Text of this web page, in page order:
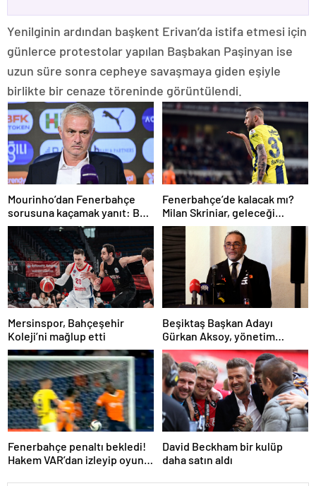
Yenilginin ardından başkent Erivan’da istifa etmesi için
günlerce protestolar yapılan Başbakan Paşinyan ise
uzun süre sonra cepheye savaşmaya giden eşiyle
birlikte bir cenaze töreninde görüntülendi.
Mourinho’dan Fenerbahçe
sorusuna kaçamak yanıt: Bu
soruyu anlamadım
Fenerbahçe’de kalacak mı?
Milan Skriniar, geleceği
hakkında konuştu
Mersinspor, Bahçeşehir
Koleji’ni mağlup etti
Beşiktaş Başkan Adayı
Gürkan Aksoy, yönetim
kurulunu tanıttı
Fenerbahçe penaltı bekledi!
Hakem VAR’dan izleyip oyunu
David Beckham bir kulüp
daha satın aldı